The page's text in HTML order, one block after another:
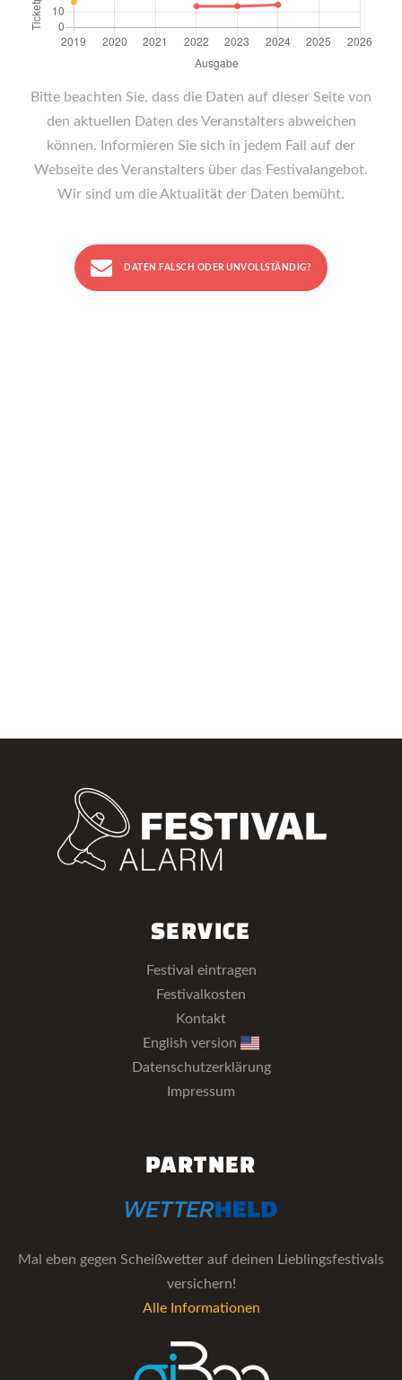
Bitte beachten Sie, dass die Daten auf dieser Seite von
den aktuellen Daten des Veranstalters abweichen
können. Informieren Sie sich in jedem Fall auf der
Webseite des Veranstalters über das Festivalangebot.
Wir sind um die Aktualität der Daten bemüht.
DATEN FALSCH ODER UNVOLLSTÄNDIG?
SERVICE
Festival eintragen
Festivalkosten
Kontakt
English version
Datenschutzerklärung
Impressum
PARTNER
Mal eben gegen Scheißwetter auf deinen Lieblingsfestivals
versichern!
Alle Informationen